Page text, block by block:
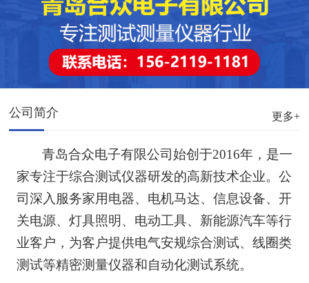
公司简介 更多+
青岛合众电子有限公司始创于2016年，是一
家专注于综合测试仪器研发的高新技术企业。公
司深入服务家用电器、电机马达、信息设备、开
关电源、灯具照明、电动工具、新能源汽车等行
业客户，为客户提供电气安规综合测试、线圈类
测试等精密测量仪器和自动化测试系统。